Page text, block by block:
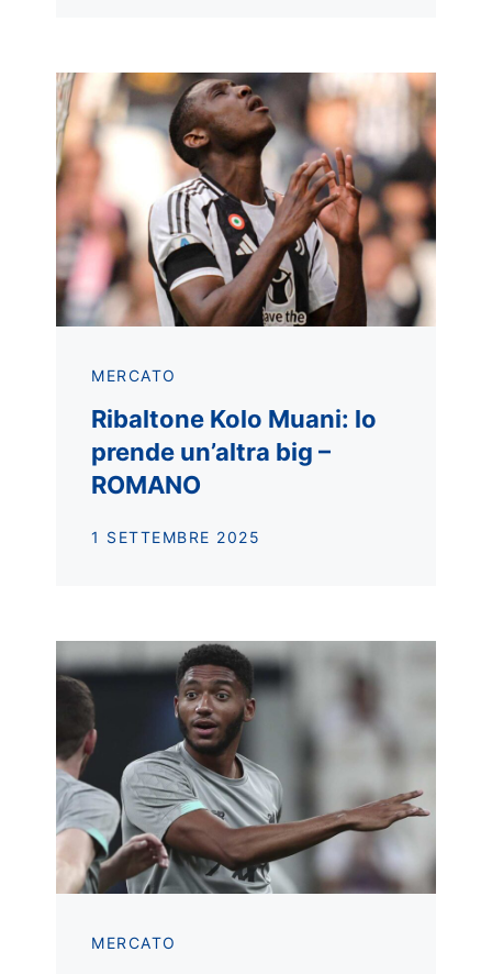
MERCATO
Ribaltone Kolo Muani: lo
prende un’altra big –
ROMANO
1 SETTEMBRE 2025
MERCATO